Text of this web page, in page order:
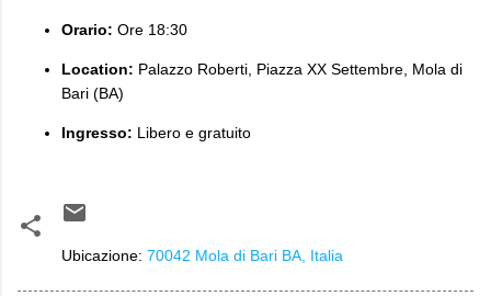
Orario: Ore 18:30
Location: Palazzo Roberti, Piazza XX Settembre, Mola di
Bari (BA)
Ingresso: Libero e gratuito
Ubicazione: 70042 Mola di Bari BA, Italia